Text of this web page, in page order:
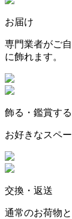
お届け
専門業者がご
に飾れます。
飾る・鑑賞する
お好きなスペ
交換・返送
通常のお荷物